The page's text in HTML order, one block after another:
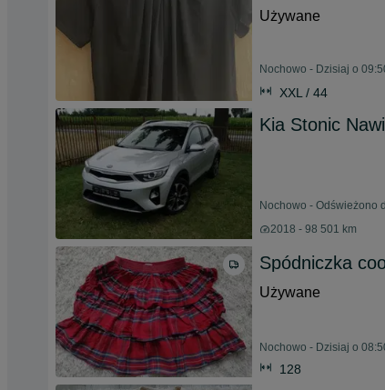
Używane
Nochowo - Dzisiaj o
XXL / 44
Kia Stonic
Nochowo - Odświeżono
2018 - 98 501 km
Spódniczka
Używane
Nochowo - Dzisiaj o
128